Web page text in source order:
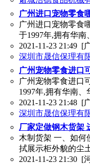
广州进口宠物零食
广州进口宠物零食
于1997年,拥有华
2021-11-23 21:49 [
深圳市晟信保理有
广州宠物零食进口
广州宠物零食进口
1997年,拥有华南
2021-11-23 21:48 [
深圳市晟信保理有
厂家定做钢木货架
木制货架 一、如何
拭展示柜外貌的尘
2021-11-23 21:30 [